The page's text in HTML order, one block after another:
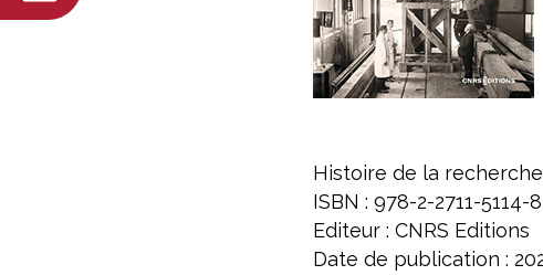
Histoire de la
ISBN : 978-2-2711-5114-8
Editeur : CNRS Editions
Date de publication :